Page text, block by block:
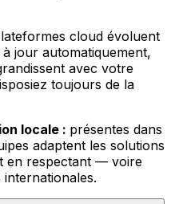
cloud évoluent
jour automatiquement,
avec votre
toujours de la
locale : présentes dans
adaptent les solutions
en respectant — voire